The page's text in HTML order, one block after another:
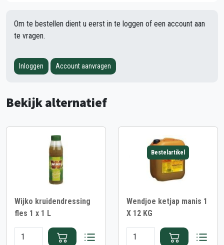
Om te bestellen dient u eerst in te loggen of een account aan
te vragen.
Inloggen Account aanvragen
Bekijk alternatief
Wijko kruidendressing
fles 1 x 1 L
Bestelartikel
Wendjoe ketjap manis 1
X 12 KG